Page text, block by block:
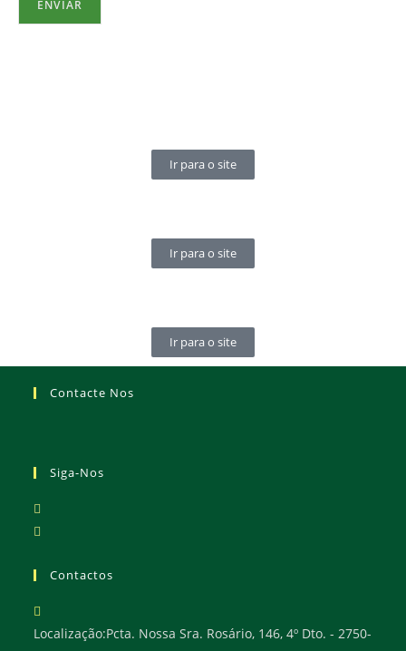
Ir para o site
Ir para o site
Ir para o site
Contacte Nos
Siga-Nos
Contactos
Localização:Pcta. Nossa Sra. Rosário, 146, 4º Dto. - 2750-